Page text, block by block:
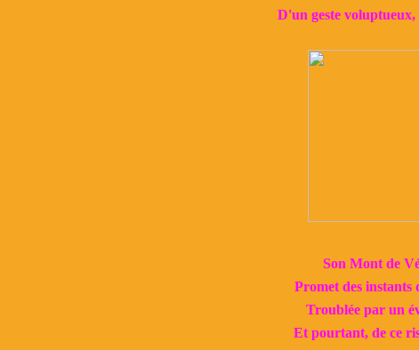
D'un geste
Son Mont de
Promet des instants
Troublée par un
Et pourtant, de ce